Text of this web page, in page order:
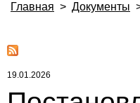
Главная > Документы
19.01.2026